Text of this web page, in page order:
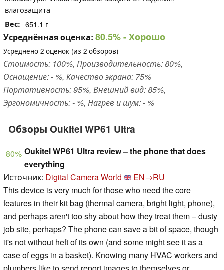
влагозащита
Вес 651.1 г
Усреднённая оценка: 80.5%- Хорошо
Усреднено 2 оценок (из 2 обзоров)
Стоимость: 100%, Производительность: 80%,
Оснащение: - %, Качество экрана: 75%
Портативность: 95%, Внешний вид: 85%,
Эргономичность: - %, Нагрев и шум: - %
Обзоры Oukitel WP61 Ultra
80% Oukitel WP61 Ultra review – the phone that does
everything
Источник: Digital Camera World
EN→RU
This device is very much for those who need the core
features in their kit bag (thermal camera, bright light, phone),
and perhaps aren't too shy about how they treat them – dusty
job site, perhaps? The phone can save a bit of space, though
it's not without heft of its own (and some might see it as a
case of eggs in a basket). Knowing many HVAC workers and